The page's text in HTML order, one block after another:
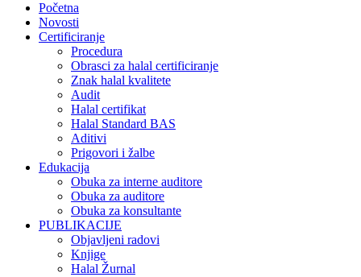
Početna
Novosti
Certificiranje
Procedura
Obrasci za halal certificiranje
Znak halal kvalitete
Audit
Halal certifikat
Halal Standard BAS
Aditivi
Prigovori i žalbe
Edukacija
Obuka za interne auditore
Obuka za auditore
Obuka za konsultante
PUBLIKACIJE
Objavljeni radovi
Knjige
Halal Žurnal